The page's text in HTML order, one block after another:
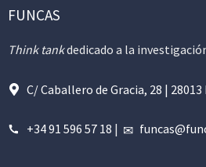
FUNCAS
Think tankdedicado a la
C/ Caballero de Gracia, 28 |
+34 91 596 57 18 |